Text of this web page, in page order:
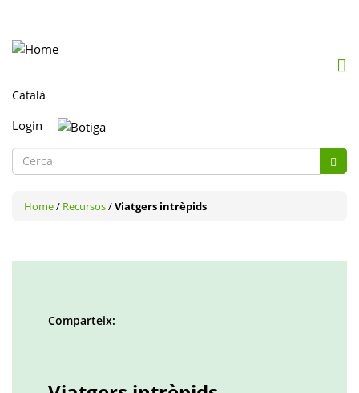
Login
Formulari
cerca
Home/ Recursos/Viatgers intrèpids
Comparteix: